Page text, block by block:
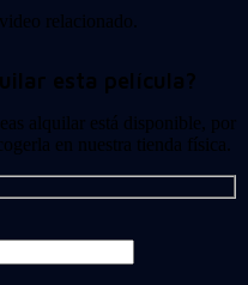
relacionado.
esta película?
alquilar está disponible, por
en nuestra tienda física.